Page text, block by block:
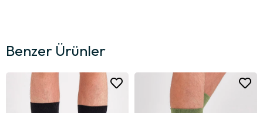
Benzer Ürünler